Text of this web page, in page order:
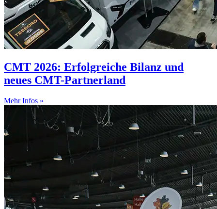
CMT 2026: Erfolgreiche Bilanz und
neues CMT-Partnerland
Mehr Infos »